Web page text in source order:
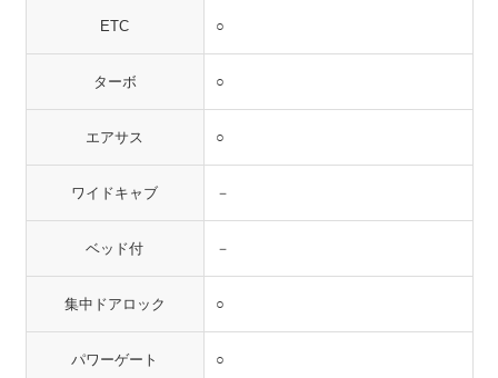
ETC ○
ターボ ○
エアサス ○
ワイドキャブ －
ベッド付 －
集中ドアロック ○
パワーゲート ○